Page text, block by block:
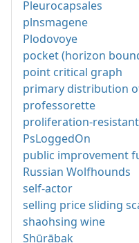
Pleurocapsales
plnsmagene
Plodovoye
pocket (horizon
point critical graph
primary distribution
professorette
proliferation-resistant
PsLoggedOn
public improvement
Russian Wolfhounds
self-actor
selling price sliding
shaohsing wine
Shūrābak